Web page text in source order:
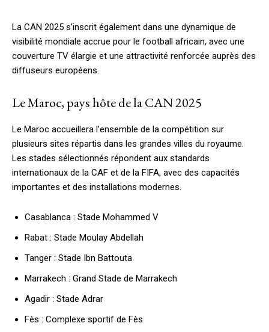
La CAN 2025 s’inscrit également dans une dynamique de
visibilité mondiale accrue pour le football africain, avec une
couverture TV élargie et une attractivité renforcée auprès des
diffuseurs européens.
Le Maroc, pays hôte de la CAN 2025
Le Maroc accueillera l’ensemble de la compétition sur
plusieurs sites répartis dans les grandes villes du royaume.
Les stades sélectionnés répondent aux standards
internationaux de la CAF et de la FIFA, avec des capacités
importantes et des installations modernes.
Casablanca : Stade Mohammed V
Rabat : Stade Moulay Abdellah
Tanger : Stade Ibn Battouta
Marrakech : Grand Stade de Marrakech
Agadir : Stade Adrar
Fès : Complexe sportif de Fès